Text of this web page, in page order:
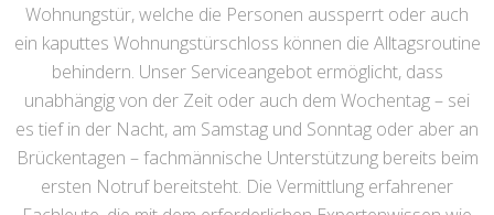
Wohnungstür, welche die Personen aussperrt oder auch
ein kaputtes Wohnungstürschloss können die Alltagsroutine
behindern. Unser Serviceangebot ermöglicht, dass
unabhängig von der Zeit oder auch dem Wochentag – sei
es tief in der Nacht, am Samstag und Sonntag oder aber an
Brückentagen – fachmännische Unterstützung bereits beim
ersten Notruf bereitsteht. Die Vermittlung erfahrener